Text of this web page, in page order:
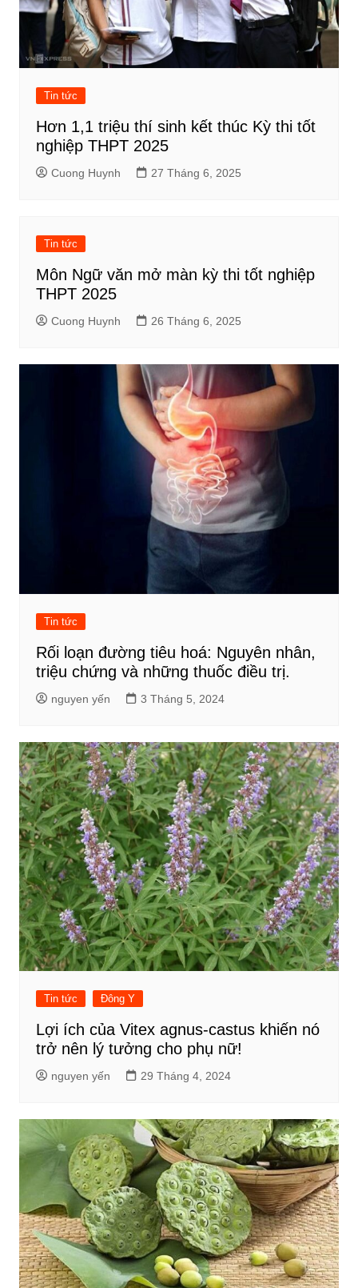
Tin tức
Hơn 1,1 triệu thí sinh kết thúc Kỳ thi tốt
nghiệp THPT 2025
Cuong Huynh 27 Tháng 6, 2025
Tin tức
Môn Ngữ văn mở màn kỳ thi tốt nghiệp
THPT 2025
Cuong Huynh 26 Tháng 6, 2025
Tin tức
Rối loạn đường tiêu hoá: Nguyên nhân,
triệu chứng và những thuốc điều trị.
nguyen yến 3 Tháng 5, 2024
Tin tức Đông Y
Lợi ích của Vitex agnus-castus khiến nó
trở nên lý tưởng cho phụ nữ!
nguyen yến 29 Tháng 4, 2024